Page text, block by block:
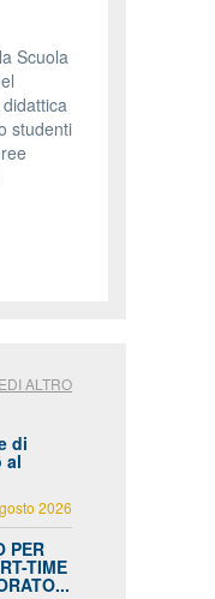
Scuola
studenti
ALTRO
di
al
2026
PER
TIME